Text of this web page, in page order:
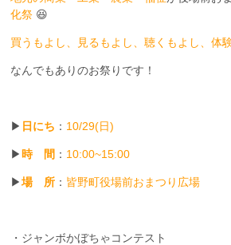
化祭 😆
買うもよし、見るもよし、聴くもよし、体
なんでもありのお祭りです！
▶ 日にち ： 10/29(日)
▶ 時 間 ： 10:00~15:00
▶場 所 ： 皆野町役場前おまつり広場
・ジャンボかぼちゃコンテスト